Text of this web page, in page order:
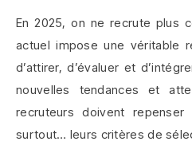
En 2025, on ne recrute plus
actuel impose une véritable
d’attirer, d’évaluer et
nouvelles tendances et
recruteurs doivent
surtout… leurs critères de